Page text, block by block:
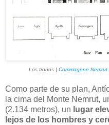
Los tronos | Commagene
Como parte de su plan,
la cima del Monte Nemrut,
(2.134 metros), un lugar
lejos de los hombres y